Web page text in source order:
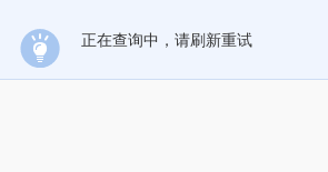
正在查询中，请刷新重试